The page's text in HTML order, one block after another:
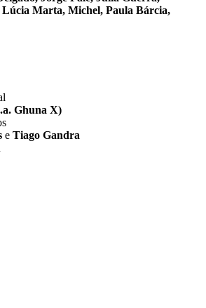
Marta, Michel, Paula Bárcia,
Ghuna X)
e Tiago Gandra